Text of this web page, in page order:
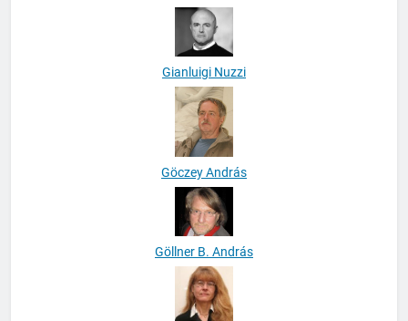
Gellérfi Bence
Gianluigi Nuzzi
Göczey András
Göllner B. András